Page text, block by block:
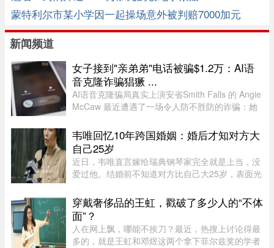
蒙特利尔市某小学因一起操场意外被判赔7000加元
新闻频道
女子接到"亲弟弟"电话被骗$1.2万：AI语
音克隆诈骗猖獗 ...
AI语音克隆骗局真实上演安省Smith Falls 的 Angie
McCaw 最近遭遇了一场令人防不胜防的诈骗：她
叫出了她弟弟的名字，连声音都几乎一模一
样。"电话那头听起来真的就是我 ...
韦唯回忆10年跨国婚姻：婚后才知对方大
自己25岁
近日，韦唯直言嫁给瑞典钢琴家完全就是上当，没
爱过他。结婚前不知道对方比自己大25岁，表面光
世，自己独自抚养三个儿子。韦唯，原名张菊霞，
壮族，1963年9月28日出生于 ...
穿戴奢侈品的王虹，戳破了多少人的“不体
面”？
人在网上飘，哪能不挨刀？最近，热搜上讨论得最
多的，就是王虹和邓煜这两个拿下菲尔兹奖的学者